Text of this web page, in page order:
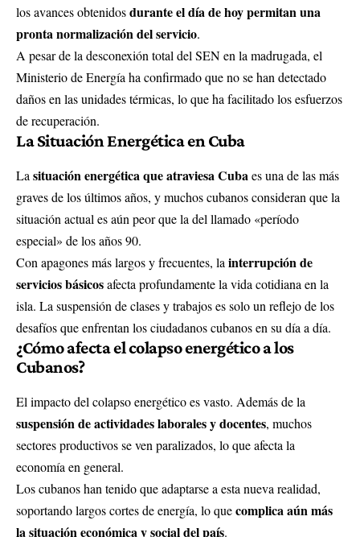
los avances obtenidosdurante el día de hoy permitan una
pronta normalización del servicio.
A pesar de la desconexión total del SEN en la madrugada, el
Ministerio de Energía ha confirmado que no se han detectado
daños en las unidades térmicas, lo que ha facilitado los esfuerzos
de recuperación.
La Situación Energética en Cuba
Lasituación energética que atraviesa Cubaes una de las más
graves de los últimos años, y muchos cubanos consideran que la
situación actual es aún peor que la del llamado «período
especial» de los años 90.
Con apagones más largos y frecuentes, lainterrupción de
servicios básicosafecta profundamente la vida cotidiana en la
isla. La suspensión de clases y trabajos es solo un reflejo de los
desafíos que enfrentan los ciudadanos cubanos en su día a día.
¿Cómo afecta el colapso energético a los
Cubanos?
El impacto del colapso energético es vasto. Además de la
suspensión de actividades laborales y docentes, muchos
sectores productivos se ven paralizados, lo que afecta la
economía en general.
Los cubanos han tenido que adaptarse a esta nueva realidad,
soportando largos cortes de energía, lo quecomplica aún más
la situación económica y social del país.